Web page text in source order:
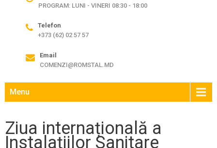
PROGRAM: LUNI - VINERI 08:30 - 18:00
Telefon
+373 (62) 02 57 57
Email
COMENZI@ROMSTAL.MD
Menu
Ziua internațională a
Instalațiilor Sanitare